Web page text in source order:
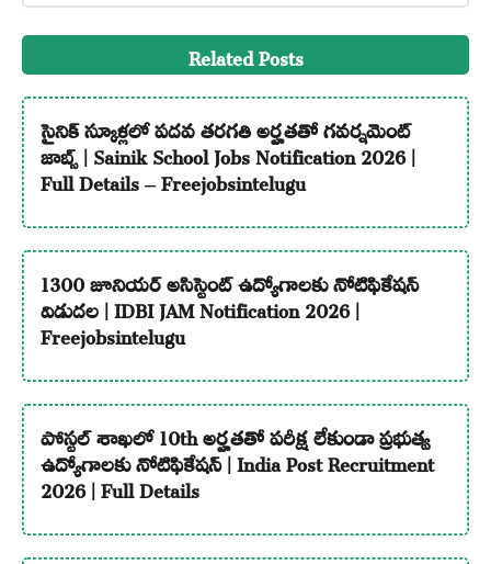
Related Posts
సైనిక్ స్కూళ్లలో పదవ తరగతి అర్హతతో గవర్నమెంట్
జాబ్స్ | Sainik School Jobs Notification 2026 |
Full Details – Freejobsintelugu
1300 జూనియర్ అసిస్టెంట్ ఉద్యోగాలకు నోటిఫికేషన్
విడుదల | IDBI JAM Notification 2026 |
Freejobsintelugu
పోస్టల్ శాఖలో 10th అర్హతతో పరీక్ష లేకుండా ప్రభుత్వ
ఉద్యోగాలకు నోటిఫికేషన్ | India Post Recruitment
2026 | Full Details